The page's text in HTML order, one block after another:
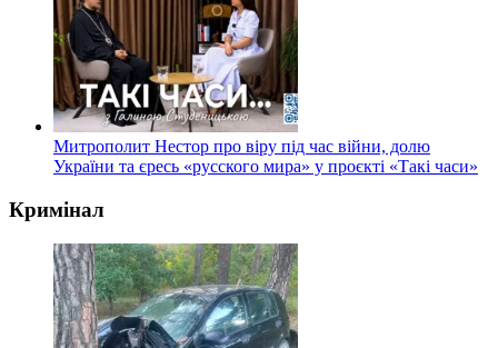
Митрополит Нестор про віру під час війни, долю
України та єресь «русского мира» у проєкті «Такі часи»
Кримінал